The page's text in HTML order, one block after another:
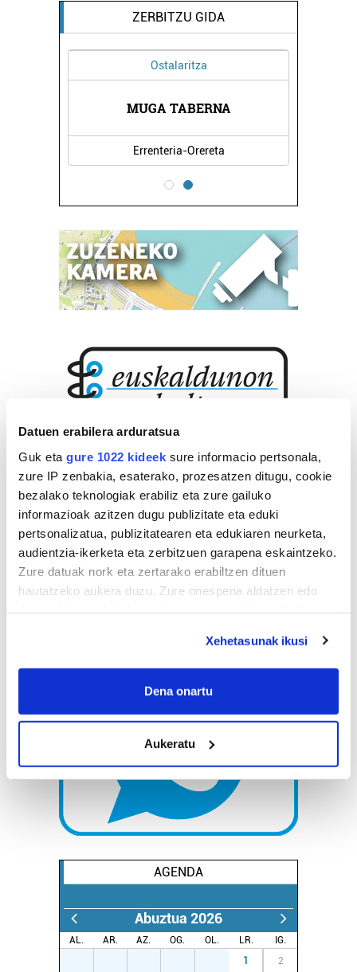
Datuen erabilera arduratsua
Guk eta gure 1022 kideek sure informacio pertsonala,
zure IP zenbakia, esaterako, prozesatzen ditugu, cookie
bezalako teknologiak erabiliz eta zure gailuko
informazioak azitzen dugu publizitate eta eduki
pertsonalizatua, publizitatearen eta edukiaren neurketa,
audientzia-ikerketa eta zerbitzuen garapena eskaintzeko.
Zure datuak nork eta zertarako erabiltzen dituen
hautatzeko aukera duzu. Zure onespena aldatzen edo
If you allow, we would also like to:
Collect information about your geographical
meters
Identify your device by actively scanning it for
specific characteristics (fingerprinting)
Find out more about how your personal data is processed
and set your preferences in the
details section
prozesatzen ditugu, zure IP zenbakia, besteak beste,
teknologia erabiliz, cookieak adibidez, iragarki eta eduki
neurtzeko, jendeari buruzko informazioa biltzeko eta
produktuak garatzeko. Zure datuak nork eta zertarako
Xehetasunak ikusi
Dena onartu
Aukeratu
ZERBITZU GIDA
Ostalaritza
MUGA TABERNA
Errenteria-Orereta
AGENDA
Abuztua 2026
AL. AR. AZ. OG. OL. LR.
IG.
1 2